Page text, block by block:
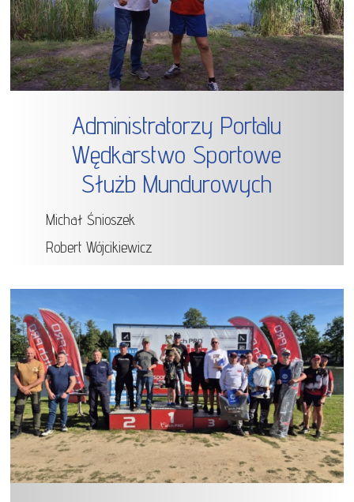
Administratorzy Portalu
Wędkarstwo Sportowe
Służb Mundurowych
Michał Śnioszek
Robert Wójcikiewicz